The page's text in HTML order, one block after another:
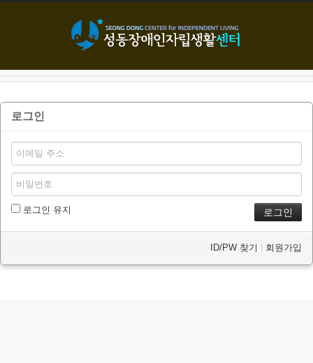
로그인
로그인 유지
ID/PW 찾기 회원가입